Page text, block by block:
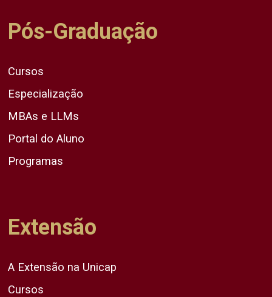
Pós-Graduação
Cursos
Especialização
MBAs e LLMs
Portal do Aluno
Programas
Extensão
A Extensão na Unicap
Cursos